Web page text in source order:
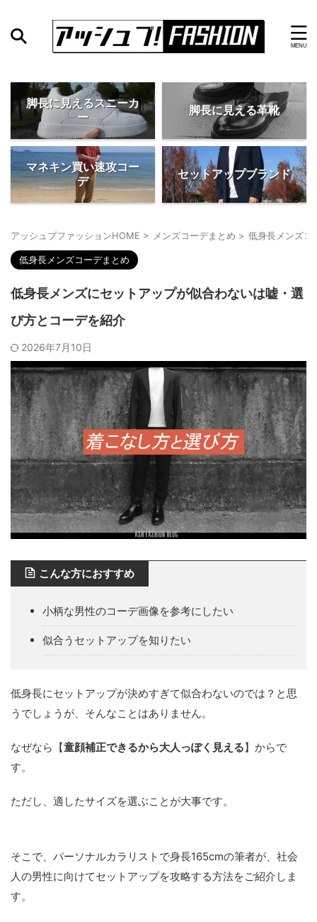
脚長に見えるスニーカ
ー
脚長に見える革靴
マネキン買い速攻コー
デ
セットアップブランド
アッシュブファッションHOME > メンズコーデまとめ > 低身長メンズコ
低身長メンズコーデまとめ
低身長メンズにセットアップが似合わないは嘘・選
び方とコーデを紹介
2026年7月10日
こんな方におすすめ
小柄な男性のコーデ画像を参考にしたい
似合うセットアップを知りたい
低身長にセットアップが決めすぎて似合わないのでは？と思
うでしょうが、そんなことはありません。
なぜなら【童顔補正できるから大人っぽく見える】からで
す。
ただし、適したサイズを選ぶことが大事です。
そこで、パーソナルカラリストで身長165cmの筆者が、社会
人の男性に向けてセットアップを攻略する方法をご紹介しま
す。